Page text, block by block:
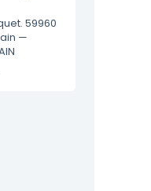
59960
—